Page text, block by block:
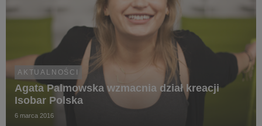
AKTUALNOŚCI
Agata Palmowska wzmacnia dział kreacji
Isobar Polska
6 marca 2016